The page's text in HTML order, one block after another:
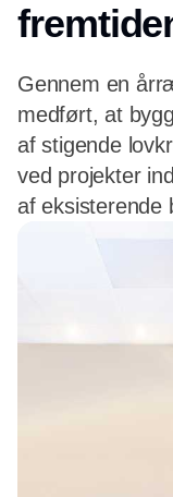
Gennem en
medført, at
af stigende
ved projekter
af eksisterende